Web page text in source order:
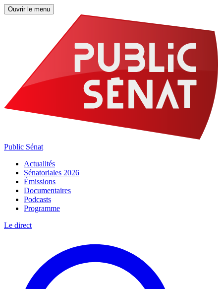
Ouvrir le menu
Public Sénat
Actualités
Sénatoriales 2026
Émissions
Documentaires
Podcasts
Programme
Le direct